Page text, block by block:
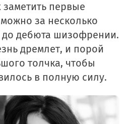
заметить первые
за несколько
до дебюта шизофрении.
дремлет, и порой
толчка, чтобы
в полную силу.